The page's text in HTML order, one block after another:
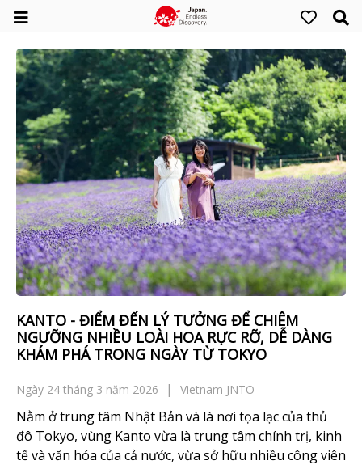
KANTO - ĐIỂM ĐẾN LÝ TƯỞNG ĐỂ CHIÊM
NGƯỠNG NHIỀU LOÀI HOA RỰC RỠ, DỄ DÀNG
KHÁM PHÁ TRONG NGÀY TỪ TOKYO
Ngày 24 tháng 3 năm 2026 Vietnam JNTO
Nằm ở trung tâm Nhật Bản và là nơi tọa lạc của thủ
đô Tokyo, vùng Kanto vừa là trung tâm chính trị, kinh
tế và văn hóa của cả nước, vừa sở hữu nhiều công viên